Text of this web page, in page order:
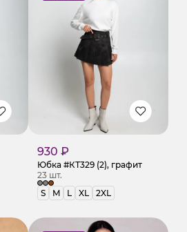
930 ₽
Юбка #КТ329 (2), графит
23 шт.
S
M L XL 2XL